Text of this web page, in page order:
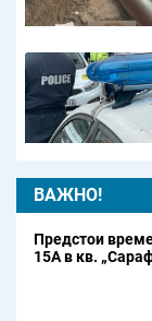
ВАЖНО!
Предстои
15А в кв.